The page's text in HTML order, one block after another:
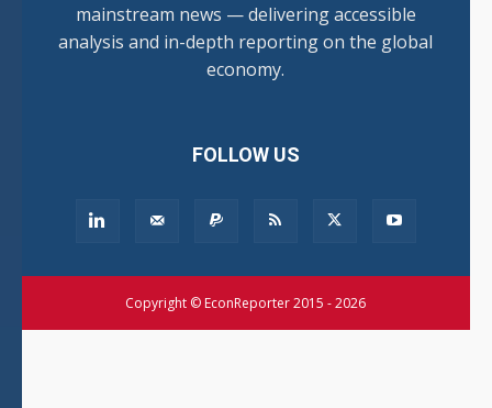
mainstream news — delivering accessible
analysis and in-depth reporting on the global
economy.
FOLLOW US
Copyright © EconReporter 2015 - 2026